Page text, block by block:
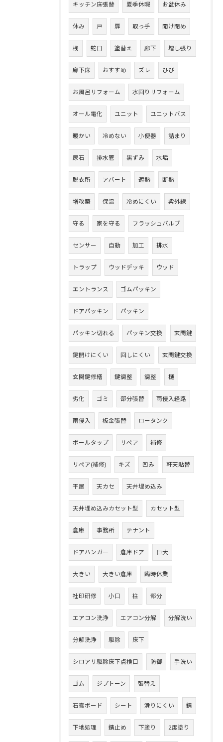
キッチン床張替 夏季休暇 お盆休み
休み 戸 扉 取っ手 開け閉め
桟 蛇口 塗替え 廊下 増し張り
廊下床 おすすめ ズレ ひび
お風呂リフォーム 水回りリフォーム
オール電化 ユニット ユニットバス
暖かい 冷めない 小便器 詰まり
尿石 排水管 黒ずみ 水垢
脱衣所 アパート 遮熱 断熱
増改築 保温 冷めにくい 紫外線
守る 家を守る フラッシュバルブ
センサー 自動 加工 排水
トラップ ウッドデッキ ウッド
エントランス ゴムパッキン
ドアパッキン パッキン
パッキン切れる パッキン交換 玄関鍵
鍵開けにくい 回しにくい 玄関鍵交換
玄関鍵修繕 鍵調整 調整 樋
劣化 ゴミ 部分張替 雨侵入経路
雨侵入 板金張替 ロータンク
ボールタップ リペア 補修
リペア(補修) キズ 凹み 軒天貼替
平屋 天カセ 天井埋め込み
天井埋め込みカセット型 カセット型
倉庫 事務所 テナント
ドアハンガー 倉庫ドア 巨大
大きい 大きい倉庫 臨時休業
社印研修 小口 柱 部分
エアコン洗浄 エアコン分解 分解洗い
分解洗浄 駆除 床下
シロアリ駆除床下点検口 防御 手洗い
ゴム ジプトーン 張替え
石膏ボード シート 滑りにくい 錆
下地処理 錆止め 下塗り 2度塗り